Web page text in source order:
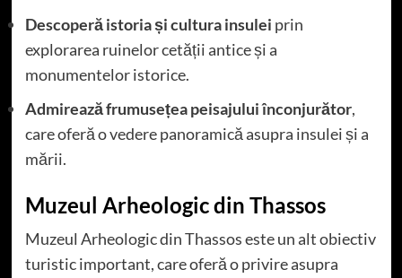
Descoperă istoria și cultura insulei prin
explorarea ruinelor cetății antice și a
monumentelor istorice.
Admirează frumusețea peisajului înconjurător,
care oferă o vedere panoramică asupra insulei și a
mării.
Muzeul Arheologic din Thassos
Muzeul Arheologic din Thassos este un alt obiectiv
turistic important, care oferă o privire asupra